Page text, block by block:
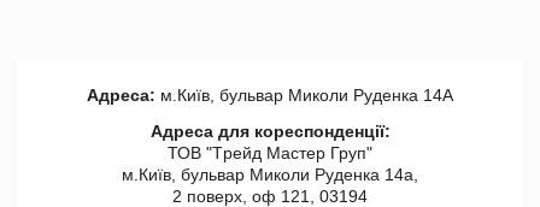
Адреса: м.Київ, бульвар Миколи Руденка 14А
Адреса для кореспонденції:
ТОВ "Tрейд Мастер Груп"
м.Київ, бульвар Миколи Руденка 14а,
2 поверх, оф 121, 03194